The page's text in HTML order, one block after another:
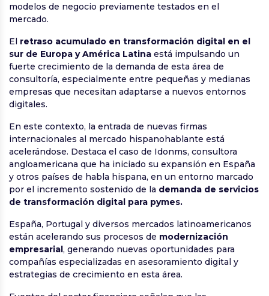
modelos de negocio previamente testados en el
mercado.
El retraso acumulado en transformación digital en el
sur de Europa y América Latina está impulsando un
fuerte crecimiento de la demanda de esta área de
consultoría, especialmente entre pequeñas y medianas
empresas que necesitan adaptarse a nuevos entornos
digitales.
En este contexto, la entrada de nuevas firmas
internacionales al mercado hispanohablante está
acelerándose. Destaca el caso de Idonms, consultora
angloamericana que ha iniciado su expansión en España
y otros países de habla hispana, en un entorno marcado
por el incremento sostenido de la demanda de servicios
de transformación digital para pymes.
España, Portugal y diversos mercados latinoamericanos
están acelerando sus procesos de modernización
empresarial, generando nuevas oportunidades para
compañías especializadas en asesoramiento digital y
estrategias de crecimiento en esta área.